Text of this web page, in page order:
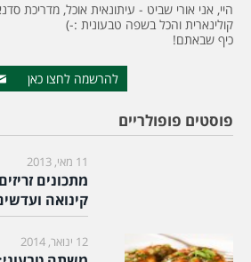
היי, אני אורי שביט - עיתונאית אוכל, מדריכת
קולינארית והכל בשפה טבעונית :-)
כיף שבאתם!
להרשמה לחצו כאן
פוסטים פופולריים
11 מאי, 2013
מתכונים
קינואה
12 ינואר, 2014